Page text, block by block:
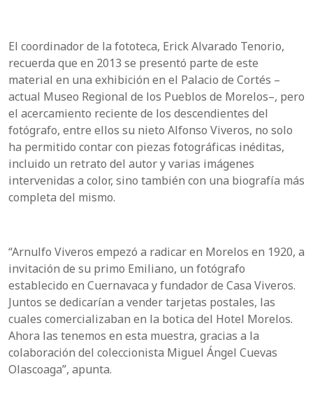
El coordinador de la fototeca, Erick Alvarado Tenorio,
recuerda que en 2013 se presentó parte de este
material en una exhibición en el Palacio de Cortés –
actual Museo Regional de los Pueblos de Morelos–, pero
el acercamiento reciente de los descendientes del
fotógrafo, entre ellos su nieto Alfonso Viveros, no solo
ha permitido contar con piezas fotográficas inéditas,
incluido un retrato del autor y varias imágenes
intervenidas a color, sino también con una biografía más
completa del mismo.
“Arnulfo Viveros empezó a radicar en Morelos en 1920, a
invitación de su primo Emiliano, un fotógrafo
establecido en Cuernavaca y fundador de Casa Viveros.
Juntos se dedicarían a vender tarjetas postales, las
cuales comercializaban en la botica del Hotel Morelos.
Ahora las tenemos en esta muestra, gracias a la
colaboración del coleccionista Miguel Ángel Cuevas
Olascoaga”, apunta.